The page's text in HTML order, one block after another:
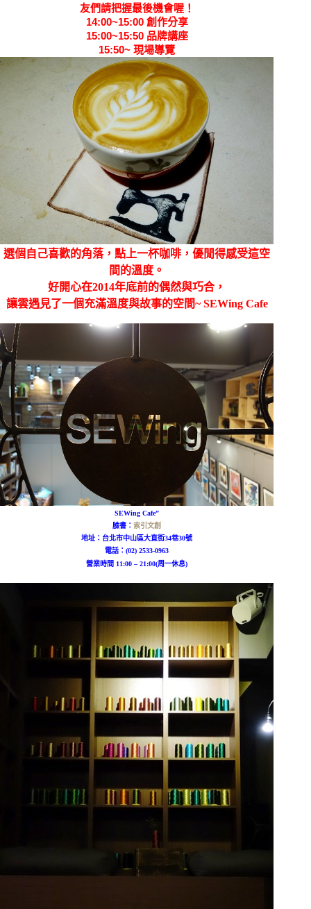
友們請把握最後機會喔！
14:00~15:00 創作分享
15:00~15:50 品牌講座
15:50~ 現場導覽
選個自己喜歡的角落，點上一杯咖啡，優閒得感受這空
間的溫度。
好開心在2014年底前的偶然與巧合，
讓雲遇見了一個充滿溫度與故事的空間~ SEWing Cafe
SEWing Cafe”
臉書：索引文創
地址： 台北市中山區大直街34巷30號
電話：(02) 2533-0963
營業時間 11:00 – 21:00(周一休息)